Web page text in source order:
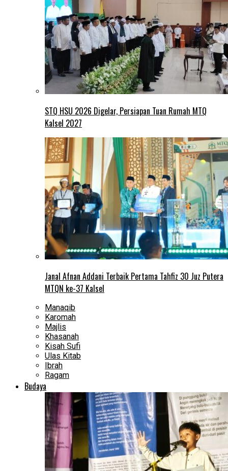
STQ HSU 2026 Digelar, Persiapan Tuan Rumah MTQ
Kalsel 2027
Janal Afnan Addani Terbaik Pertama Tahfiz 30 Juz Putera
MTQN ke-37 Kalsel
Manaqib
Karomah
Majlis
Khasanah
Kisah Sufi
Ulas Kitab
Ibrah
Ragam
Budaya